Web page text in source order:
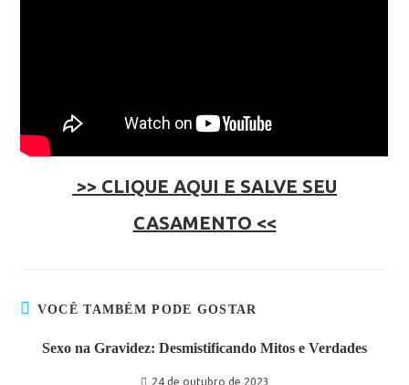
>> CLIQUE AQUI E SALVE SEU
CASAMENTO <<
VOCÊ TAMBÉM PODE GOSTAR
Sexo na Gravidez: Desmistificando Mitos e Verdades
24 de outubro de 2023